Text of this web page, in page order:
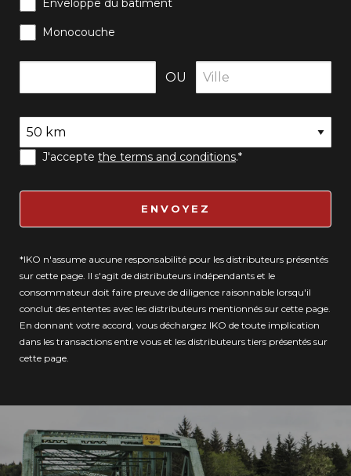
Enveloppe du bâtiment
Monocouche
OU
J'accepte the terms and conditions.*
ENVOYEZ
*IKO n'assume aucune responsabilité pour les distributeurs présentés
sur cette page. Il s'agit de distributeurs indépendants et le
consommateur doit faire preuve de diligence raisonnable lorsqu'il
conclut des ententes avec les distributeurs mentionnés sur cette page.
En donnant votre accord, vous déchargez IKO de toute implication
dans les transactions entre vous et les distributeurs tiers présentés sur
cette page.